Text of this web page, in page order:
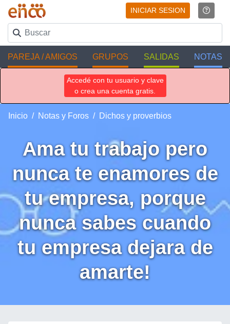
INICIAR SESION
PAREJA / AMIGOS GRUPOS SALIDAS NOTAS
Accedé con tu usuario y clave
o crea una cuenta gratis.
Inicio Notas y Foros Dichos y proverbios
Ama tu trabajo pero
nunca te enamores de
tu empresa, porque
nunca sabes cuando
tu empresa dejara de
amarte!